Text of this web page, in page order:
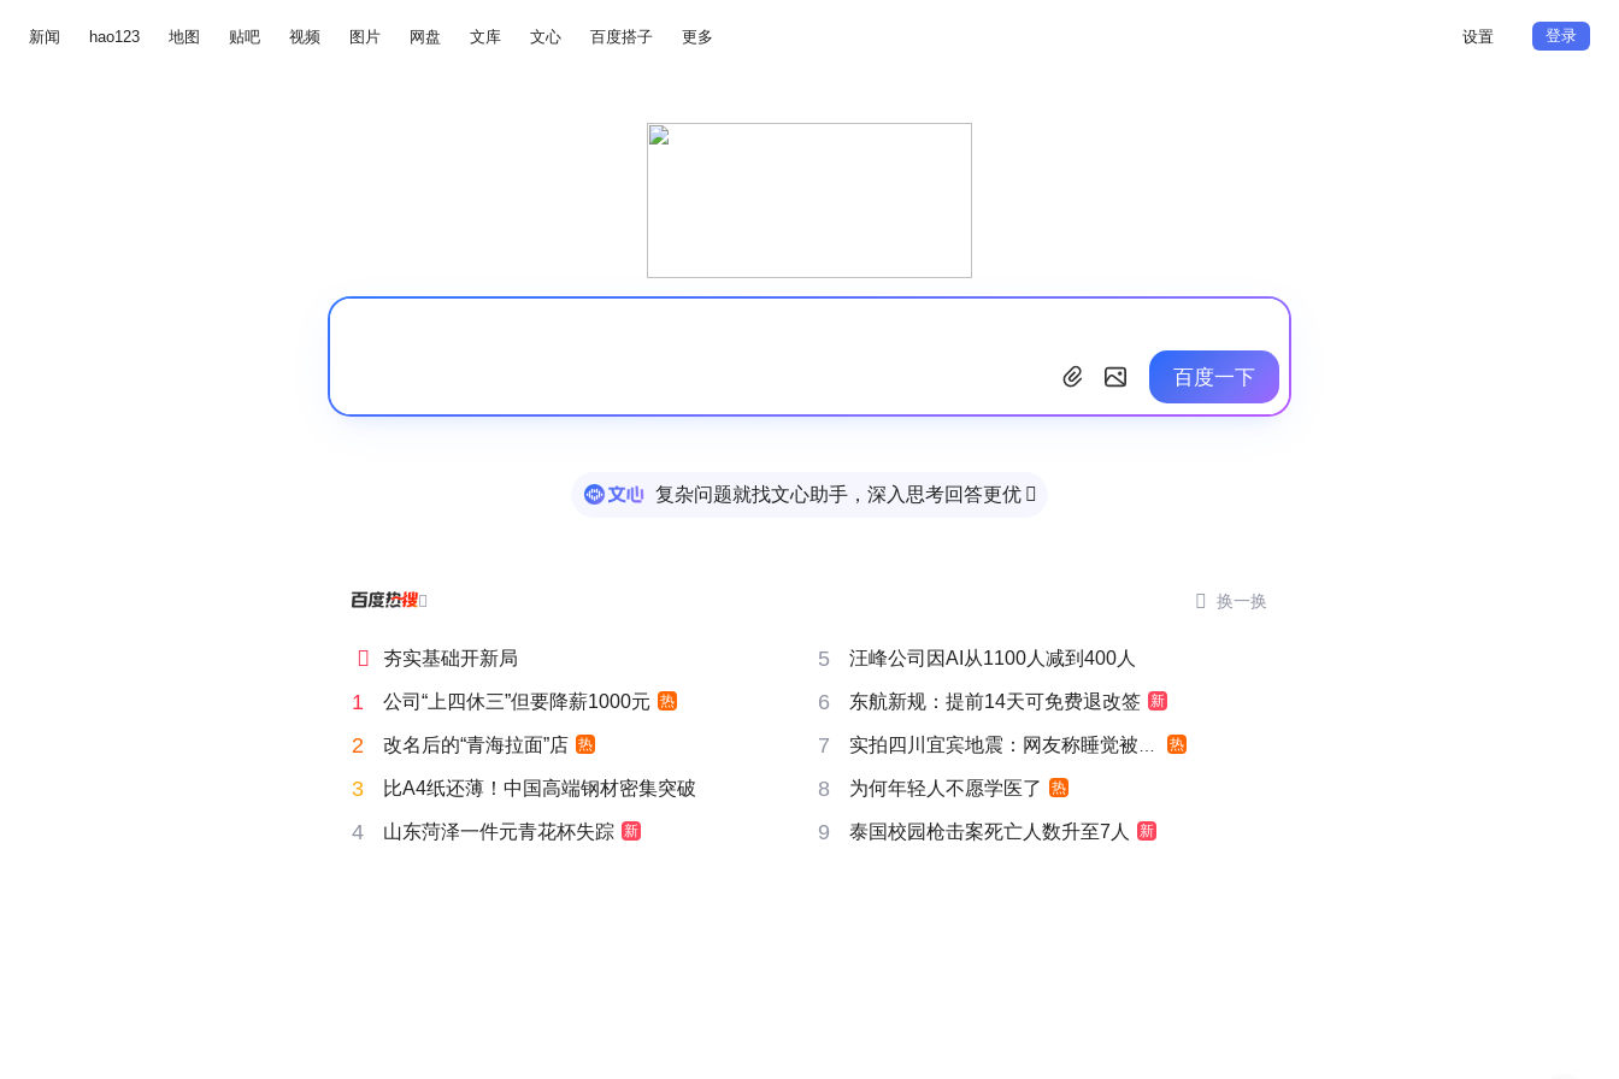
新闻 hao123 地图 贴吧 视频 图片 网盘 文库 文心 百度搭子 更多 设置 登录
百度一下
复杂问题就找文心助手，深入思考回答更优 
  换一换
 夯实基础开新局 5 汪峰公司因AI从1100人减到400人
1 公司“上四休三”但要降薪1000元 热 6 东航新规：提前14天可免费退改签 新
2 改名后的“青海拉面”店 热 7 实拍四川宜宾地震：网友称睡觉被摇醒 热
3 比A4纸还薄！中国高端钢材密集突破 8 为何年轻人不愿学医了 热
4 山东菏泽一件元青花杯失踪 新 9 泰国校园枪击案死亡人数升至7人 新